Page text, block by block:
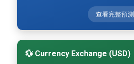
查看完整預測
💱 Currency Exchange (USD)